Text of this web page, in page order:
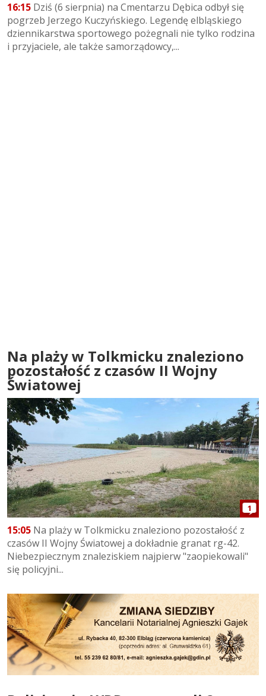
16:15 Dziś (6 sierpnia) na Cmentarzu Dębica odbył się
pogrzeb Jerzego Kuczyńskiego. Legendę elbląskiego
dziennikarstwa sportowego pożegnali nie tylko rodzina
i przyjaciele, ale także samorządowcy,...
Na plaży w Tolkmicku znaleziono
pozostałość z czasów II Wojny
Światowej
1
15:05 Na plaży w Tolkmicku znaleziono pozostałość z
czasów II Wojny Światowej a dokładnie granat rg-42.
Niebezpiecznym znaleziskiem najpierw "zaopiekowali"
się policyjni...